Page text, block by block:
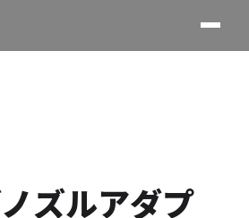
ズルアダプ